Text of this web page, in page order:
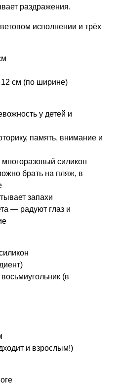
раздражения.
исполнении и трёх
см (по ширине)
у детей и
память, внимание и
силикон
брать на пляж, в
запахи
— радуют глаз и
(в
и взрослым!)